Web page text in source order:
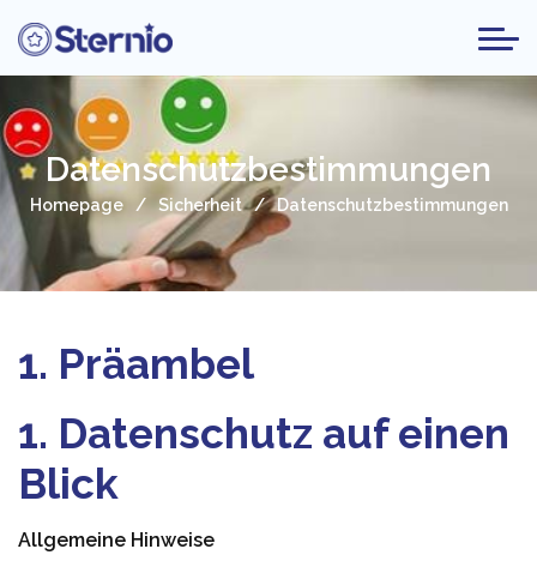
Datenschutzbestimmungen
Homepage Sicherheit Datenschutzbestimmungen
1. Präambel
1. Datenschutz auf einen
Blick
Allgemeine Hinweise